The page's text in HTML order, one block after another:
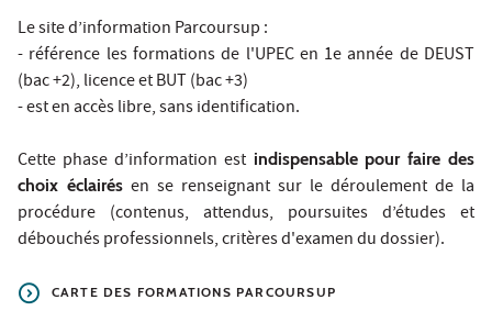
Le site d’information Parcoursup :
- référence les formations de l'UPEC en 1e année de DEUST
(bac +2), licence et BUT (bac +3)
- est en accès libre, sans identification.
Cette phase d’information est indispensable pour faire des
choix éclairés en se renseignant sur le déroulement de la
procédure (contenus, attendus, poursuites d’études et
débouchés professionnels, critères d'examen du dossier).
CARTE DES FORMATIONS PARCOURSUP